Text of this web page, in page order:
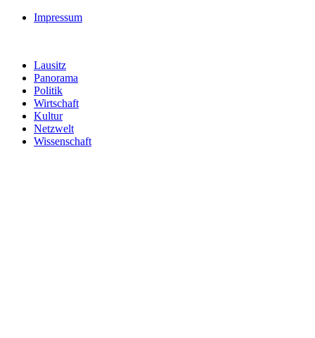
Impressum
Lausitz
Panorama
Politik
Wirtschaft
Kultur
Netzwelt
Wissenschaft